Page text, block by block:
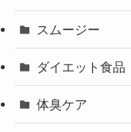
スムージー
ダイエット食品
体臭ケア